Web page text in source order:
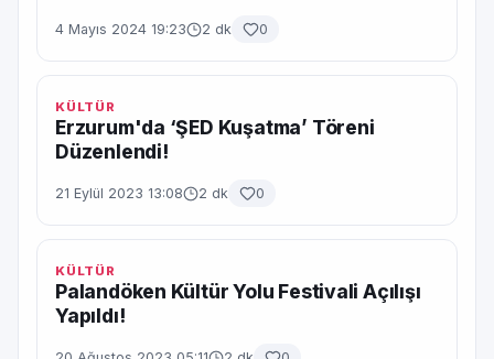
4 Mayıs 2024 19:23 2 dk 0
KÜLTÜR
Erzurum'da ‘ŞED Kuşatma’ Töreni
Düzenlendi!
21 Eylül 2023 13:08 2 dk 0
KÜLTÜR
Palandöken Kültür Yolu Festivali Açılışı
Yapıldı!